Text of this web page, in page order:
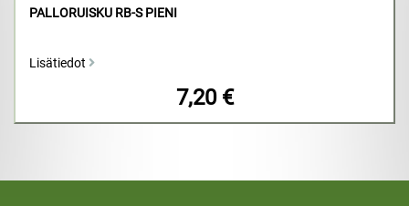
PALLORUISKU RB-S PIENI
Lisätiedot
7,20 €